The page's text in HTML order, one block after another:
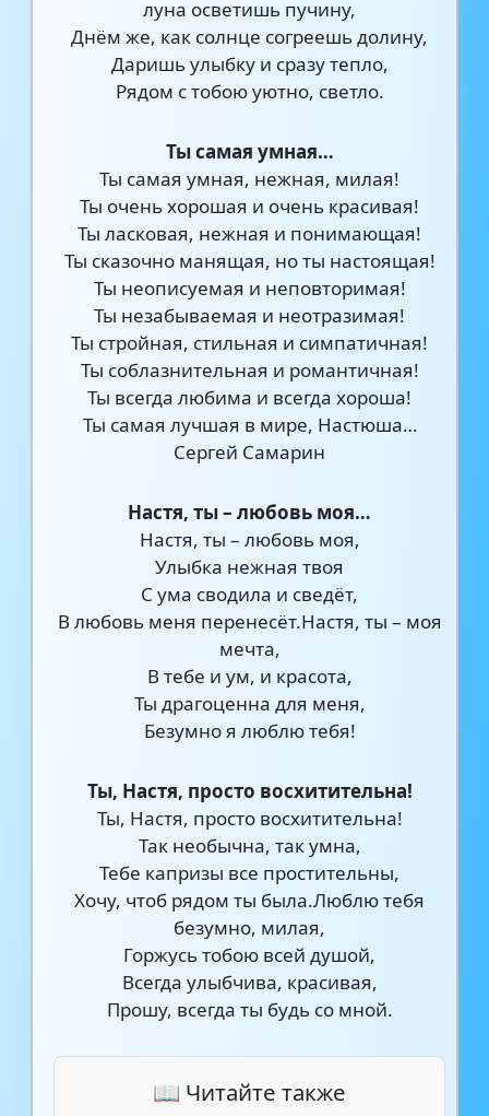
луна осветишь пучину,
Днём же, как солнце согреешь долину,
Даришь улыбку и сразу тепло,
Рядом с тобою уютно, светло.
Ты самая умная…
Ты самая умная, нежная, милая!
Ты очень хорошая и очень красивая!
Ты ласковая, нежная и понимающая!
Ты сказочно манящая, но ты настоящая!
Ты неописуемая и неповторимая!
Ты незабываемая и неотразимая!
Ты стройная, стильная и симпатичная!
Ты соблазнительная и романтичная!
Ты всегда любима и всегда хороша!
Ты самая лучшая в мире, Настюша…
Сергей Самарин
Настя, ты – любовь моя…
Настя, ты – любовь моя,
Улыбка нежная твоя
С ума сводила и сведёт,
В любовь меня перенесёт.Настя, ты – моя
мечта,
В тебе и ум, и красота,
Ты драгоценна для меня,
Безумно я люблю тебя!
Ты, Настя, просто восхитительна!
Ты, Настя, просто восхитительна!
Так необычна, так умна,
Тебе капризы все простительны,
Хочу, чтоб рядом ты была.Люблю тебя
безумно, милая,
Горжусь тобою всей душой,
Всегда улыбчива, красивая,
Прошу, всегда ты будь со мной.
📖 Читайте также